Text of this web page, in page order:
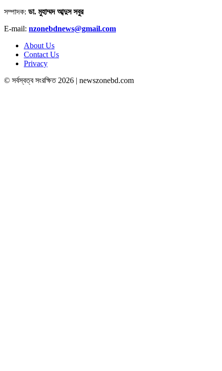
সম্পাদক: ডা. মুহাম্মদ আব্দুস সবুর
E-mail: nzonebdnews@gmail.com
About Us
Contact Us
Privacy
© সর্বস্বত্ব সংরক্ষিত 2026 | newszonebd.com